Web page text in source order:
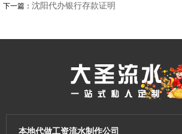
下一篇： 沈阳代办银行存款证明
本地代做工资流水制作公司